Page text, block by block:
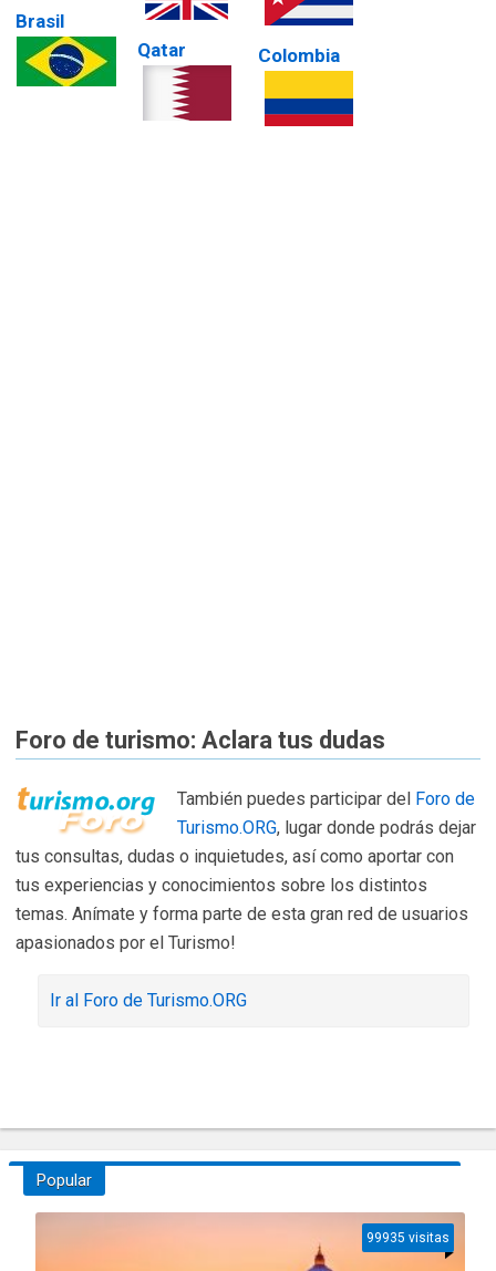
Brasil
Qatar Colombia
Foro de turismo: Aclara tus dudas
También puedes participar del Foro de
Turismo.ORG, lugar donde podrás dejar
tus consultas, dudas o inquietudes, así como aportar con
tus experiencias y conocimientos sobre los distintos
temas. Anímate y forma parte de esta gran red de usuarios
apasionados por el Turismo!
Ir al Foro de Turismo.ORG
Popular
99935 visitas